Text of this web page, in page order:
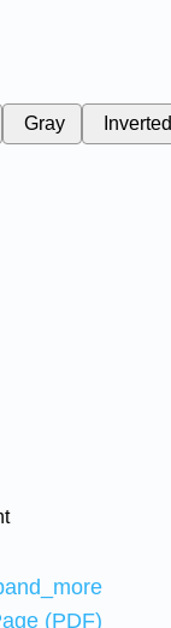
Gray Inverted
(PDF)